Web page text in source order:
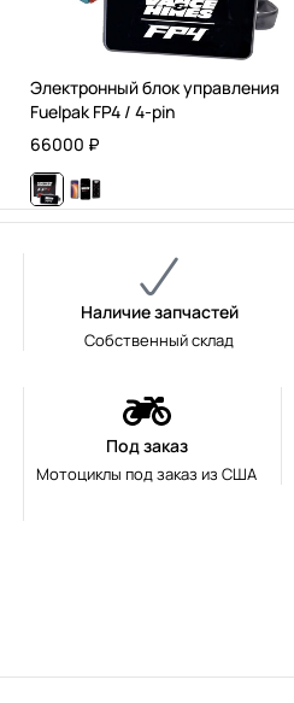
Электронный блок управления
Fuelpak FP4 / 4-pin
66000 ₽
Наличие запчастей
Собственный склад
Под заказ
Мотоциклы под заказ из США